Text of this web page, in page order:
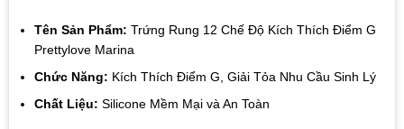
Tên Sản Phẩm: Trứng Rung 12 Chế Độ Kích Thích Điểm G
Prettylove Marina
Chức Năng: Kích Thích Điểm G, Giải Tỏa Nhu Cầu Sinh Lý
Chất Liệu: Silicone Mềm Mại và An Toàn